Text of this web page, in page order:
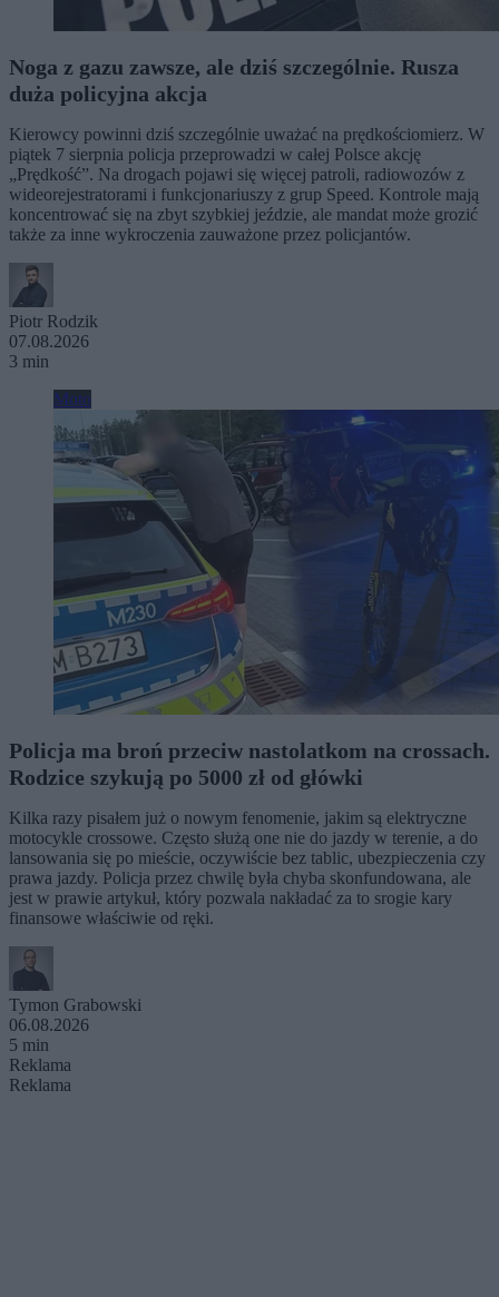
Noga z gazu zawsze, ale dziś szczególnie. Rusza
duża policyjna akcja
Kierowcy powinni dziś szczególnie uważać na prędkościomierz. W
piątek 7 sierpnia policja przeprowadzi w całej Polsce akcję
„Prędkość”. Na drogach pojawi się więcej patroli, radiowozów z
wideorejestratorami i funkcjonariuszy z grup Speed. Kontrole mają
koncentrować się na zbyt szybkiej jeździe, ale mandat może grozić
także za inne wykroczenia zauważone przez policjantów.
Piotr Rodzik
07.08.2026
3 min
Moto
Policja ma broń przeciw nastolatkom na crossach.
Rodzice szykują po 5000 zł od główki
Kilka razy pisałem już o nowym fenomenie, jakim są elektryczne
motocykle crossowe. Często służą one nie do jazdy w terenie, a do
lansowania się po mieście, oczywiście bez tablic, ubezpieczenia czy
prawa jazdy. Policja przez chwilę była chyba skonfundowana, ale
jest w prawie artykuł, który pozwala nakładać za to srogie kary
finansowe właściwie od ręki.
Tymon Grabowski
06.08.2026
5 min
Reklama
Reklama